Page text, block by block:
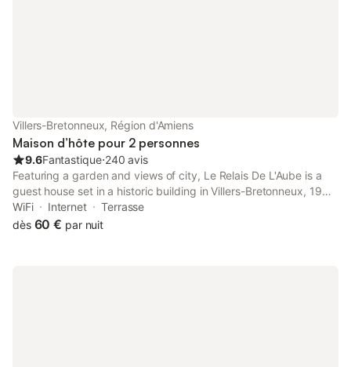
Villers-Bretonneux, Région d'Amiens
Maison d’hôte pour 2 personnes
9.6Fantastique⋅240 avis
Featuring a garden and views of city, Le Relais De L'Aube is a
guest house set in a historic building in Villers-Bretonneux, 19
km from Amiens Train Station. It is situated 22 km from Zénith
d'Amiens and offers full-day security.
WiFi Internet
Terrasse
dès 60 € par nuit